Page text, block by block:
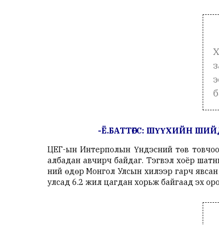
-Ё.БАТТӨГС: ШҮҮХИЙН
ЦЕГ-ын Интерполын Үндэсний төв
албадан авчирч байдаг. Тэгвэл хоёр
ний өдөр Монгол Улсын хилээр гарч
улсад 6.2 жил цагдан хорьж байгаад эх